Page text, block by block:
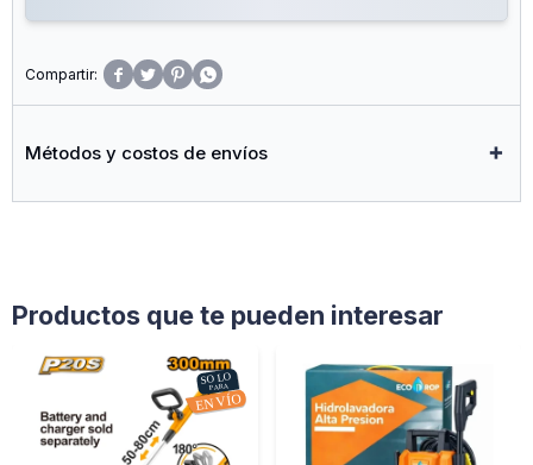
Contenido de la caja:
1 x Boquilla plana
   
Métodos y costos de envíos
Productos que te pueden interesar